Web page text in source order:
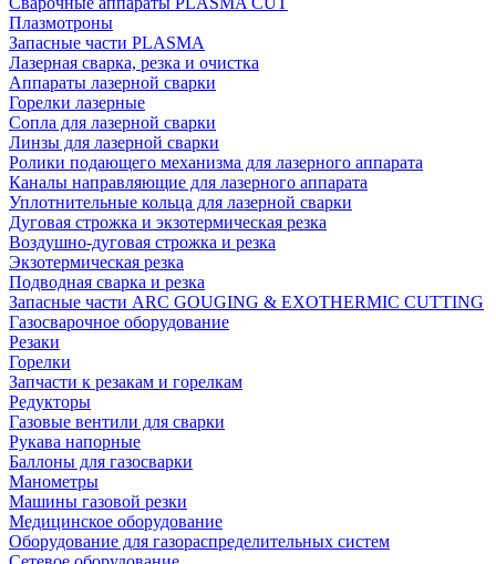
Плазмотроны
Запасные части PLASMA
Лазерная сварка, резка и очистка
Аппараты лазерной сварки
Горелки лазерные
Сопла для лазерной сварки
Линзы для лазерной сварки
Ролики подающего механизма для лазерного аппарата
Каналы направляющие для лазерного аппарата
Уплотнительные кольца для лазерной сварки
Дуговая строжка и экзотермическая резка
Воздушно-дуговая строжка и резка
Экзотермическая резка
Подводная сварка и резка
Запасные части ARC GOUGING & EXOTHERMIC CUTTING
Газосварочное оборудование
Резаки
Горелки
Запчасти к резакам и горелкам
Редукторы
Газовые вентили для сварки
Рукава напорные
Баллоны для газосварки
Манометры
Машины газовой резки
Медицинское оборудование
Оборудование для газораспределительных систем